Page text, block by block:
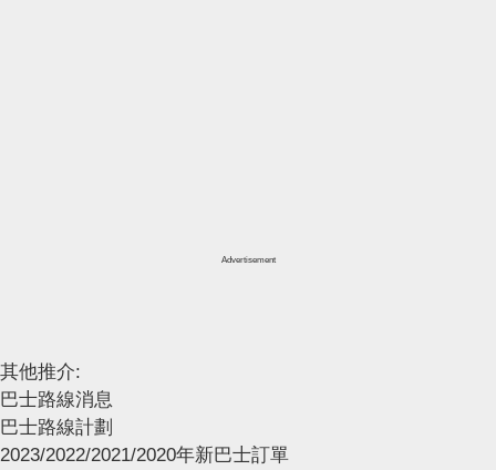
Advertisement
其他推介:
巴士路線消息
巴士路線計劃
2023/2022/2021/2020年新巴士訂單